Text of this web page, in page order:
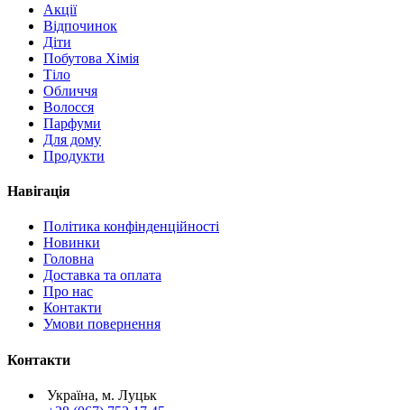
Акції
Відпочинок
Діти
Побутова Хімія
Тіло
Обличчя
Волосся
Парфуми
Для дому
Продукти
Навігація
Політика конфінденційності
Новинки
Головна
Доставка та оплата
Про нас
Контакти
Умови повернення
Контакти
Україна, м. Луцьк